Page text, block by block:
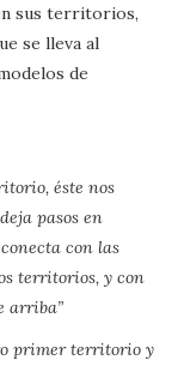
sus territorios,
se lleva al
de
éste nos
pasos en
con las
territorios, y con
arriba”
primer territorio y